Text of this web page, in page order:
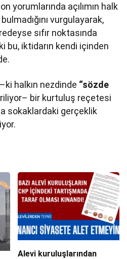
yorumlarında açılımın halk
vurgulayarak,
sıfır noktasında
bu, iktidarın kendi içinden
halkın nezdinde “sözde
bir kurtuluş reçetesi
sokaklardaki gerçeklik
Alevi kuruluşlarından